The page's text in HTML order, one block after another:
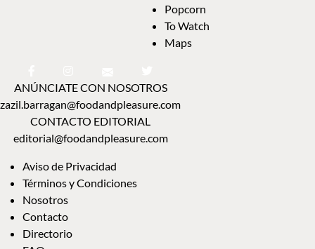
Popcorn
To Watch
Maps
ANÚNCIATE CON NOSOTROS
zazil.barragan@foodandpleasure.com
CONTACTO EDITORIAL
editorial@foodandpleasure.com
Aviso de Privacidad
Términos y Condiciones
Nosotros
Contacto
Directorio